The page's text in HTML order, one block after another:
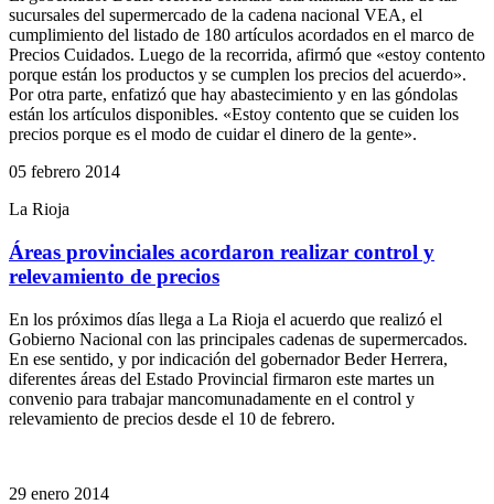
sucursales del supermercado de la cadena nacional VEA, el
cumplimiento del listado de 180 artículos acordados en el marco de
Precios Cuidados. Luego de la recorrida, afirmó que «estoy contento
porque están los productos y se cumplen los precios del acuerdo».
Por otra parte, enfatizó que hay abastecimiento y en las góndolas
están los artículos disponibles. «Estoy contento que se cuiden los
precios porque es el modo de cuidar el dinero de la gente».
05 febrero 2014
La Rioja
Áreas provinciales acordaron realizar control y
relevamiento de precios
En los próximos días llega a La Rioja el acuerdo que realizó el
Gobierno Nacional con las principales cadenas de supermercados.
En ese sentido, y por indicación del gobernador Beder Herrera,
diferentes áreas del Estado Provincial firmaron este martes un
convenio para trabajar mancomunadamente en el control y
relevamiento de precios desde el 10 de febrero.
29 enero 2014